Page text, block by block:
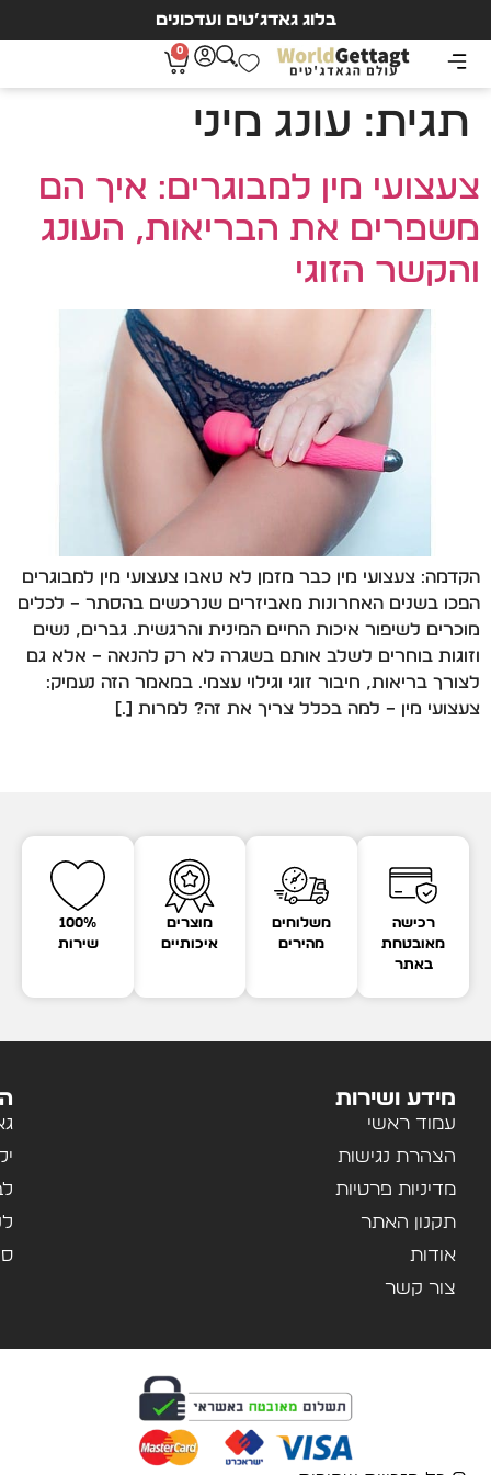
בלוג גאדג’טים ועדכונים
0
תגית: עונג מיני
צעצועי מין למבוגרים: איך הם
משפרים את הבריאות, העונג
והקשר הזוגי
הקדמה: צעצועי מין כבר מזמן לא טאבו צעצועי מין למבוגרים
הפכו בשנים האחרונות מאביזרים שנרכשים בהסתר – לכלים
מוכרים לשיפור איכות החיים המינית והרגשית. גברים, נשים
וזוגות בוחרים לשלב אותם בשגרה לא רק להנאה – אלא גם
לצורך בריאות, חיבור זוגי וגילוי עצמי. במאמר הזה נעמיק:
צעצועי מין – למה בכלל צריך את זה? למרות […]
רכישה
מאובטחת
באתר
משלוחים
מהירים
מוצרים
איכותיים
100%
שירות
מידע ושירות
עמוד ראשי
הצהרת נגישות
מדיניות פרטיות
תקנון האתר
אודות
צור קשר